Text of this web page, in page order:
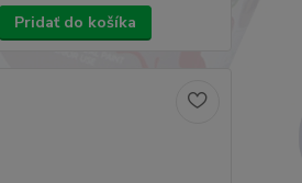
Pridať do košíka